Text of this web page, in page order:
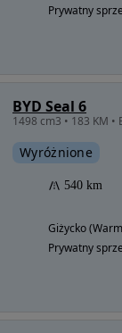
Prywatny
BYD Seal 6
1498 cm3 • 183 KM
Wyróżnione
540 km
Giżycko
Prywatny